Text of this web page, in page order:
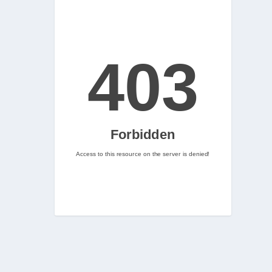
2
Nintenhype.Cat @nintenhype.cat
📅 Ja tenim aquí els